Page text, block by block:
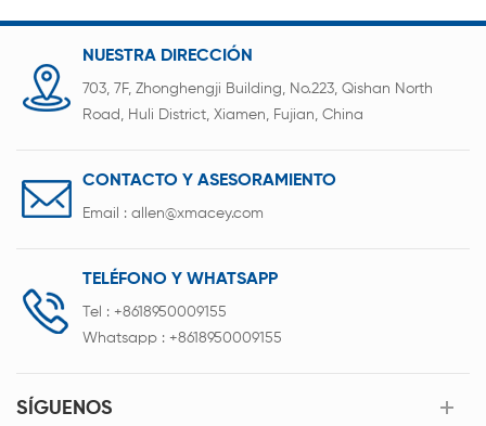
NUESTRA DIRECCIÓN
703, 7F, Zhonghengji Building, No.223, Qishan North
Road, Huli District, Xiamen, Fujian, China
CONTACTO Y ASESORAMIENTO
Email : allen@xmacey.com
TELÉFONO Y WHATSAPP
Tel : +8618950009155
Whatsapp : +8618950009155
SÍGUENOS